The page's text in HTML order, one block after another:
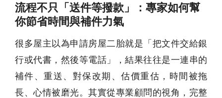
流程不只「送件等撥款」：專家如何幫
你節省時間與補件力氣
很多屋主以為申請房屋二胎就是「把文件交給銀
行或代書，然後等電話」，結果往往是一連串的
補件、重送、對保改期、估價重估，時間被拖
長、心情被磨光。其實從專業顧問的視角，完整